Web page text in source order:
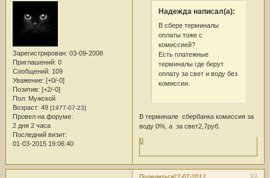
Зарегистрирован: 03-09-2008
Приглашений: 0
Сообщений: 109
Уважение: [+0/-0]
Позитив: [+2/-0]
Пол: Мужской
Возраст: 49 [1977-07-23]
Провел на форуме:
2 дня 2 часа
Последний визит:
01-03-2015 19:06:40
Надежда написал(а):
В сбере терминалы
оплаты тоже с
комиссией?
Есть платежные
терминалы где берут
оплату за свет и воду без
комиссии.
В терминале сбербанка комиссия за
воду 0%, а за свет2,7руб.
0
10